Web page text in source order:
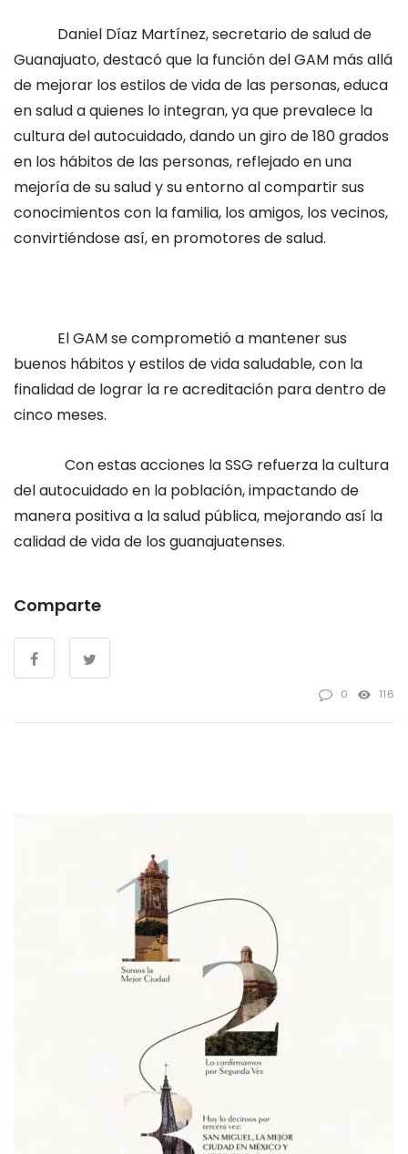
Daniel Díaz Martínez, secretario de salud de
Guanajuato, destacó que la función del GAM más allá
de mejorar los estilos de vida de las personas, educa
en salud a quienes lo integran, ya que prevalece la
cultura del autocuidado, dando un giro de 180 grados
en los hábitos de las personas, reflejado en una
mejoría de su salud y su entorno al compartir sus
conocimientos con la familia, los amigos, los vecinos,
convirtiéndose así, en promotores de salud.
El GAM se comprometió a mantener sus
buenos hábitos y estilos de vida saludable, con la
finalidad de lograr la re acreditación para dentro de
cinco meses.
Con estas acciones la SSG refuerza la cultura
del autocuidado en la población, impactando de
manera positiva a la salud pública, mejorando así la
calidad de vida de los guanajuatenses.
Comparte
0 116